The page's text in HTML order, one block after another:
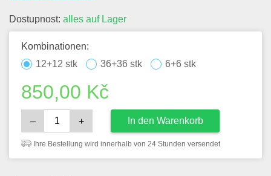
Dostupnost: alles auf Lager
Kombinationen:
12+12 stk
36+36 stk 6+6 stk
850,00 Kč
– + In den Warenkorb
Ihre Bestellung wird innerhalb von 24 Stunden versendet